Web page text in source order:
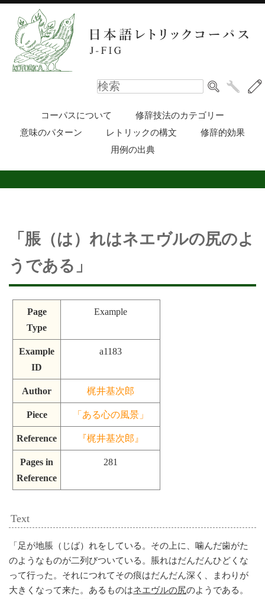
コーパスについて
修辞技法のカテゴリー
意味のパターン
レトリックの構文
修辞的効果
用例の出典
「脹（は）れはネエヴルの尻のよ
うである」
Page
Type
Example
Example
ID
a1183
Author 梶井基次郎
Piece 「ある心の風景」
Reference 『梶井基次郎』
Pages in
Reference
281
Text
「 足が地脹（じば）れをしている。その上に、噛んだ歯がた
のようなものが二列びついている。脹れはだんだんひどくな
って行った。それにつれてその痕はだんだん深く、まわりが
大きくなって来た。あるものはネエヴルの尻のようである。